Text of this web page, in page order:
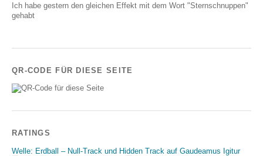
Ich habe gestern den gleichen Effekt mit dem Wort "Sternschnuppen"
gehabt
QR-CODE FÜR DIESE SEITE
RATINGS
Welle: Erdball – Null-Track und Hidden Track auf Gaudeamus Igitur